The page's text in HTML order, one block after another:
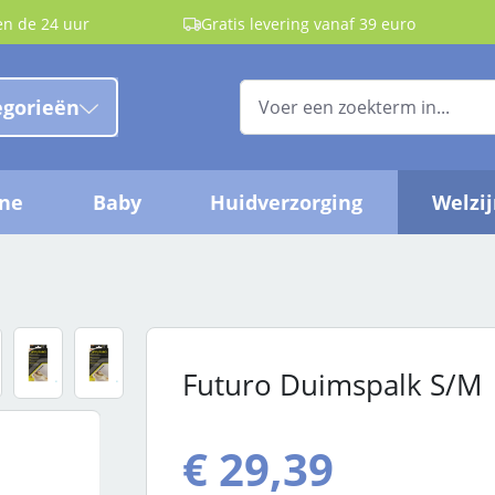
de 24 uur Gratis levering vanaf 39 euro
Baby Huidverzorging
Futuro Duimspalk S/M
€ 29,39